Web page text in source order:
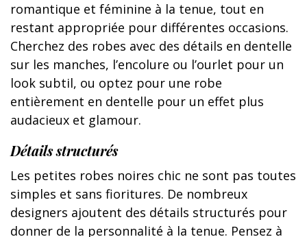
romantique et féminine à la tenue, tout en
restant appropriée pour différentes occasions.
Cherchez des robes avec des détails en dentelle
sur les manches, l’encolure ou l’ourlet pour un
look subtil, ou optez pour une robe
entièrement en dentelle pour un effet plus
audacieux et glamour.
Détails structurés
Les petites robes noires chic ne sont pas toutes
simples et sans fioritures. De nombreux
designers ajoutent des détails structurés pour
donner de la personnalité à la tenue. Pensez à